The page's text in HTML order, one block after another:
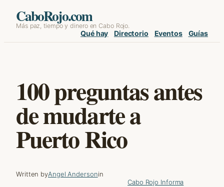
Skip
CaboRojo.com
Más paz, tiempo y dinero en Cabo Rojo.
Qué hay Directorio Eventos Guías
100 preguntas antes
de mudarte a
Puerto Rico
Written byAngel Andersonin
Cabo Rojo Informa